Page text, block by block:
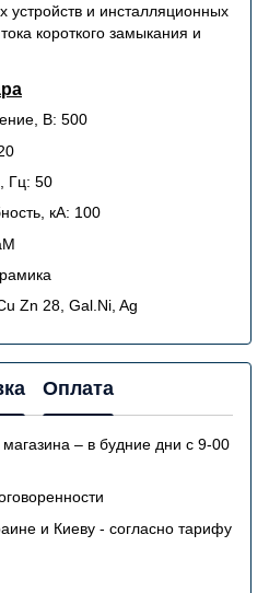
устройств и инсталляционных
короткого замыкания и
В: 500
Гц: 50
кА: 100
Zn 28, Gal.Ni, Ag
Оплата
– в будние дни с 9-00
и Киеву - согласно тарифу